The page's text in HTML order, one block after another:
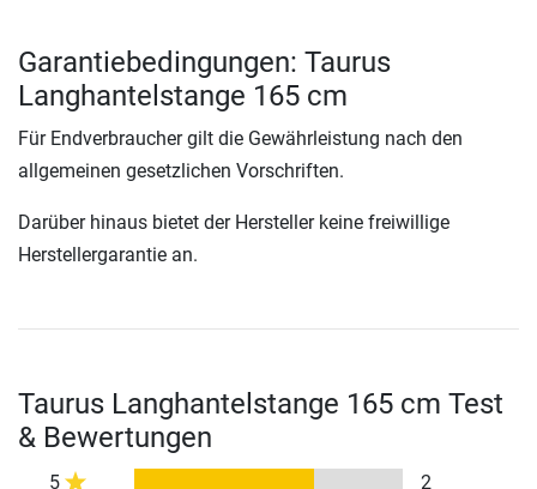
Garantiebedingungen: Taurus
Langhantelstange 165 cm
Für Endverbraucher gilt die Gewährleistung nach den
allgemeinen gesetzlichen Vorschriften.
Darüber hinaus bietet der Hersteller keine freiwillige
Herstellergarantie an.
Taurus Langhantelstange 165 cm Test
& Bewertungen
5 2